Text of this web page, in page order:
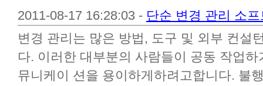
2011-08-17 16:28:03 - 단순 변경 관리 소
변경 관리는 많은 방법, 도구 및 외부 컨설
다. 이러한 대부분의 사람들이 공동 작업
뮤니케이 션을 용이하게하려고합니다. 불